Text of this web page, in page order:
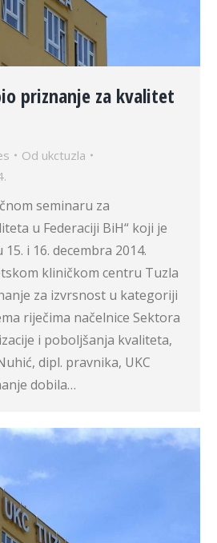
priznanje za kvalitet
Od ukctuzla
seminaru za
u Federaciji BiH“ koji je
i 16. decembra 2014.
kliničkom centru Tuzla
za izvrsnost u kategoriji
riječima načelnice Sektora
i poboljšanja kvaliteta,
dipl. pravnika, UKC
dobila…